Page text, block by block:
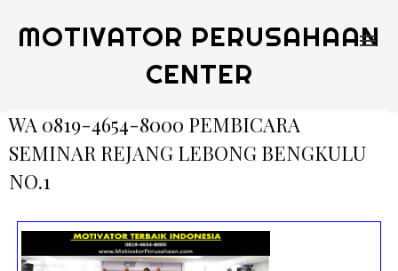
MOTIVATOR PERUSAHAAN
CENTER
WA 0819-4654-8000 PEMBICARA
SEMINAR REJANG LEBONG BENGKULU
NO.1